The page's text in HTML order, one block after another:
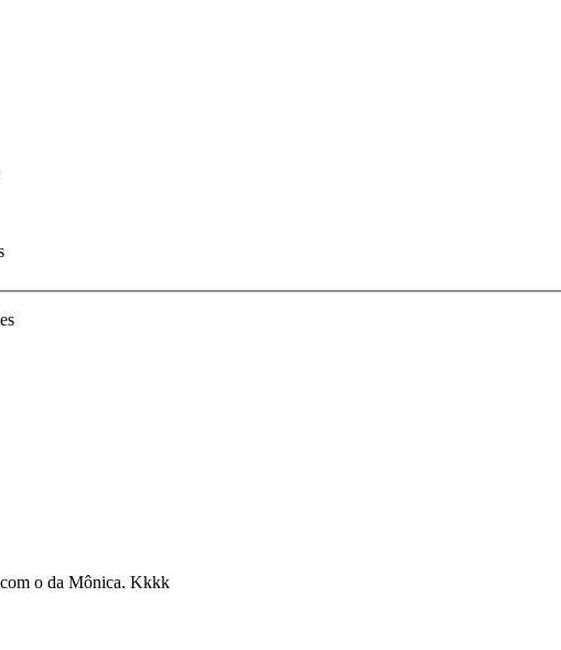
o da Mônica. Kkkk